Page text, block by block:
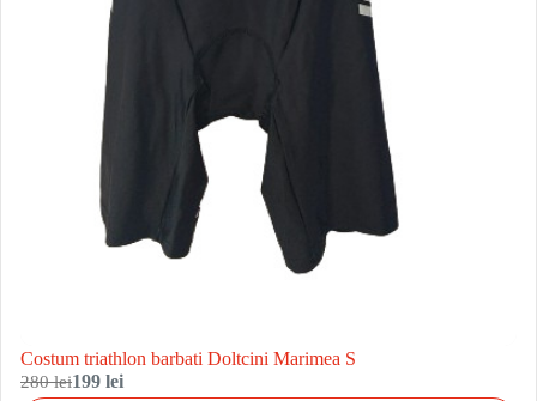
Costum triathlon barbati Doltcini Marimea S
280 lei199 lei